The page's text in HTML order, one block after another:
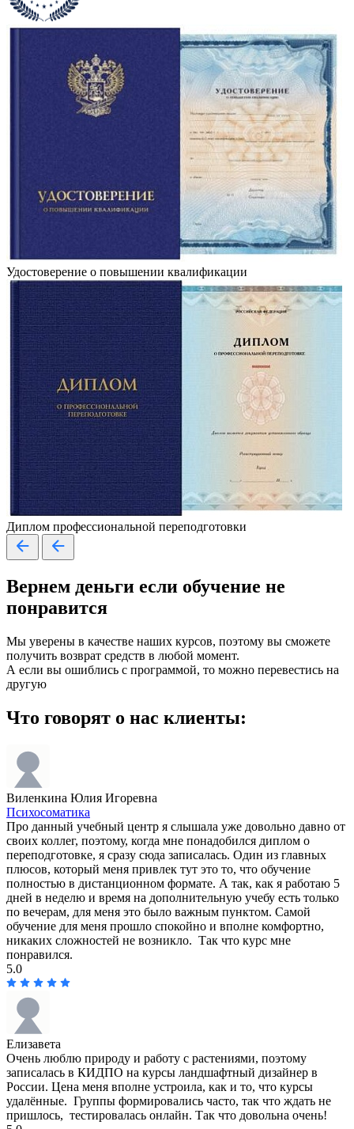
Удостоверение о повышении квалификации
Диплом профессиональной переподготовки
Вернем деньги если обучение не
понравится
Мы уверены в качестве наших курсов, поэтому вы сможете
получить возврат средств в любой момент.
А если вы ошиблись с программой, то можно перевестись на
другую
Что говорят о нас клиенты:
Виленкина Юлия Игоревна
Психосоматика
Про данный учебный центр я слышала уже довольно давно от
своих коллег, поэтому, когда мне понадобился диплом о
переподготовке, я сразу сюда записалась. Один из главных
плюсов, который меня привлек тут это то, что обучение
полностью в дистанционном формате. А так, как я работаю 5
дней в неделю и время на дополнительную учебу есть только
по вечерам, для меня это было важным пунктом. Самой
обучение для меня прошло спокойно и вполне комфортно,
никаких сложностей не возникло. Так что курс мне
понравился.
5.0
Елизавета
Очень люблю природу и работу с растениями, поэтому
записалась в КИДПО на курсы ландшафтный дизайнер в
России. Цена меня вполне устроила, как и то, что курсы
удалённые. Группы формировались часто, так что ждать не
пришлось, тестировалась онлайн. Так что довольна очень!